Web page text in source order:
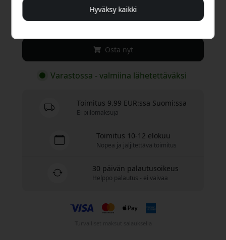
Suositeltava hinta
24.99 EUR
Osta nyt
Varastossa - valmiina lähetettäväksi
Toimitus 9.99 EUR:ssa Suomi:ssa
Ei piilomaksuja
Toimitus 10-12 elokuu
Nopea ja jäljitettävä toimitus
30 päivän palautusoikeus
Helppo palautus - ei vaivaa
Hyväksy kaikki